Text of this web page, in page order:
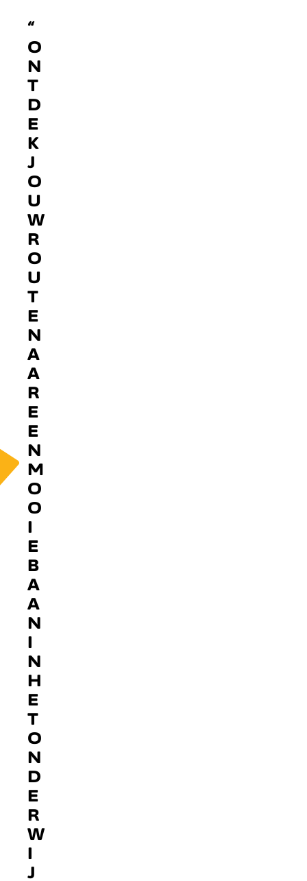
“
O
N
T
D
E
K
J
O
U
W
R
O
U
T
E
N
A
A
R
E
E
N
M
O
O
I
E
B
A
A
N
I
N
H
E
T
O
N
D
E
R
W
I
J